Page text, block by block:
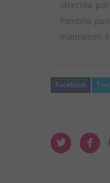
ofrecida
Pandilla
mantienen
Facebook